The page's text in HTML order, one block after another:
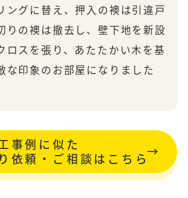
ングに替え、押入の襖は引違戸
りの襖は撤去し、壁下地を新設
ロスを張り、あたたかい木を基
な印象のお部屋になりました
事例に似た
依頼・ご相談はこちら